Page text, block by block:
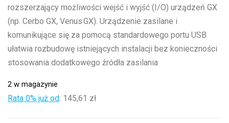
rozszerzający możliwości wejść i wyjść (I/O) urządzeń GX
(np. Cerbo GX, Venus GX). Urządzenie zasilane i
komunikujące się za pomocą standardowego portu USB
ułatwia rozbudowę istniejących instalacji bez konieczności
stosowania dodatkowego źródła zasilania
2 w magazynie
Rata 0% już od: 145,61 zł